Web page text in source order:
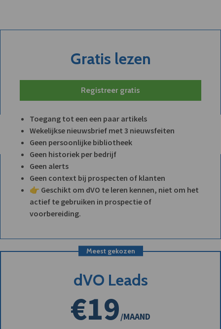
Gratis lezen
Registreer gratis
Toegang tot een een paar artikels
Wekelijkse nieuwsbrief met 3 nieuwsfeiten
Geen persoonlijke bibliotheek
Geen historiek per bedrijf
Geen alerts
Geen context bij prospecten of klanten
👉 Geschikt om dVO te leren kennen, niet om het
actief te gebruiken in prospectie of
voorbereiding.
Meest gekozen
dVO Leads
€19/MAAND